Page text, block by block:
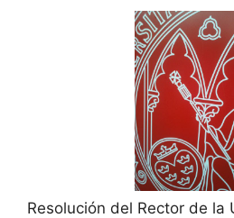
Resolución del Rector de la